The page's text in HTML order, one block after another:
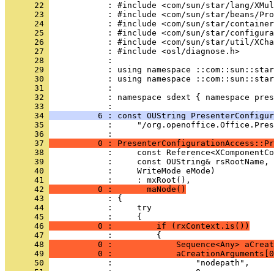
      22
      23
      24
      25
      26
      27
      28
      29
      30
      31
      32
: namespace sdext { namespace
      33
      34
6 : const OUString
      35
:     "/
      36
      37
0 :
      38
      39
      40
      41
      42
          0 :       maNode()
      43
      44
      45
      46
          0 :         if (rxContext.is())
      47
      48
0 :             Sequence<Any>
      49
0 :
      50